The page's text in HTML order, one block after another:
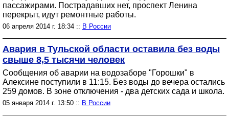
пассажирами. Пострадавших нет, проспект Ленина
перекрыт, идут ремонтные работы.
06 апреля 2014 г. 18:34 :: В России
Авария в Тульской области оставила без воды
свыше 8,5 тысячи человек
Сообщения об аварии на водозаборе "Горошки" в
Алексине поступили в 11:15. Без воды до вечера остались
259 домов. В зоне отключения - два детских сада и школа.
05 января 2014 г. 13:50 :: В России